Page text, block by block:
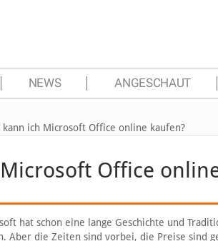
NEWS ANGESCHAUT
kann ich Microsoft Office online kaufen?
Office
hat schon eine lange Geschichte und
Aber die Zeiten sind vorbei, die Preise sind